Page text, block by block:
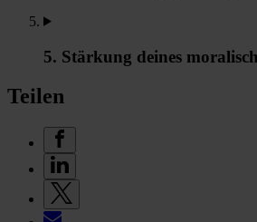
5. Stärkung deines
Teilen